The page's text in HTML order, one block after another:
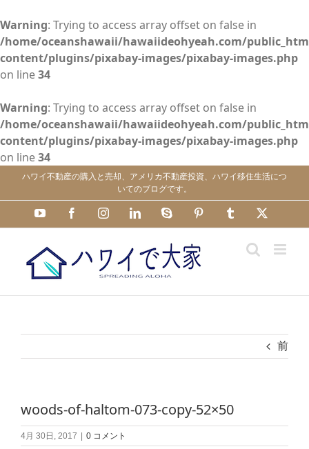
Warning: Trying to access array offset on false in
/home/oceanshawaii/hawaiideohyeah.com/
content/plugins/pixabay-images/pixabay-images.php
on line34
Warning: Trying to access array offset on false in
/home/oceanshawaii/hawaiideohyeah.com/
content/plugins/pixabay-images/pixabay-images.php
on line34
content
ハワイ不動産の購入と売却、アメリカ不動産投資、ハワイ移住生活につ
いてのブログです。
YouTube FacebookInstagramLinkedInSkype Pinterest Tumblr
前
woods-of-haltom-073-copy-52×50
4月 30日, 2017 0 コメント